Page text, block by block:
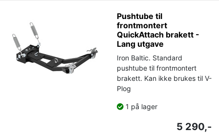
Pushtube til
frontmontert
QuickAttach brakett -
Lang utgave
Iron Baltic. Standard
pushtube til frontmontert
brakett. Kan ikke brukes til V-
Plog
1 på lager
5 290,-